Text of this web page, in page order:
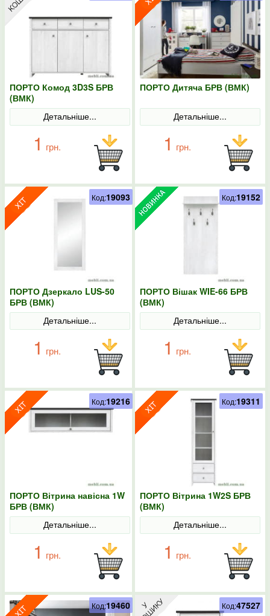
ПОРТО Комод 3D3S БРВ
(ВМК)
Детальніше...
1 грн.
ПОРТО Дитяча БРВ (ВМК)
Детальніше...
1 грн.
ПОРТО Дзеркало LUS-50
БРВ (ВМК)
Детальніше...
1 грн.
Код:19093
ПОРТО Вішак WIE-66 БРВ
(ВМК)
Детальніше...
1 грн.
Код:19152
ПОРТО Вітрина навісна 1W
БРВ (ВМК)
Детальніше...
1 грн.
Код:19216
ПОРТО Вітрина 1W2S БРВ
(ВМК)
Детальніше...
1 грн.
Код:19311
Код:19460 Код:47527